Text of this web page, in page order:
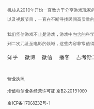
机核从2010年开始一直致力于分享游戏玩家
以及视频节目，一直在不断寻找民间高质量的
我们坚信游戏不止是游戏，游戏中包含的科
到二次元甚至电影的领域，这些内容非常值
知乎 微博 微信 播客 吉考斯
营业执照
增值电信业务经营许可证 京B2-20191060
京ICP备17068232号-1